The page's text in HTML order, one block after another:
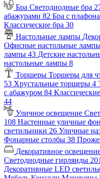
Бра Светодиодные бра
абажурами 82 Бра с
Классические бра 30
Настольные лампы
Офисные настольные
лампы 43 Детские
настольные лампы 8
Торшеры Торшеры для
53 Хрустальные торшеры 4
с абажуром 84
44
Уличное освещение
108 Настенные уличные
светильники 26 Уличные
Фонарные столбы 38
Декоративное
Светодиодные гирлянды 201
Декоративные LED